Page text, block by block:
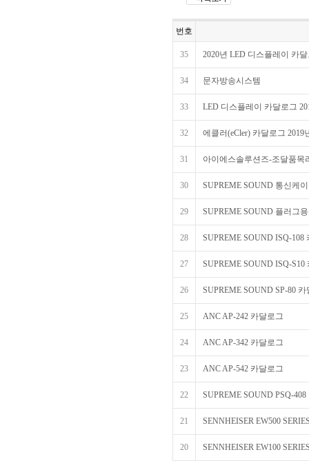
번호
35 2020년 LED 디스플레이 카
34 문자방송시스템
33 LED 디스플레이 카달로그
32 에클러(eCler) 카달로그 2019
31 아이에스솔루션즈-조달품목
30 SUPREME SOUND 통신케
29 SUPREME SOUND 플러그
28 SUPREME SOUND ISQ-108
27 SUPREME SOUND ISQ-S10
26 SUPREME SOUND SP-80
25 ANC AP-242 카달로그
24 ANC AP-342 카달로그
23 ANC AP-542 카달로그
22 SUPREME SOUND PSQ-
21 SENNHEISER EW500
20 SENNHEISER EW100